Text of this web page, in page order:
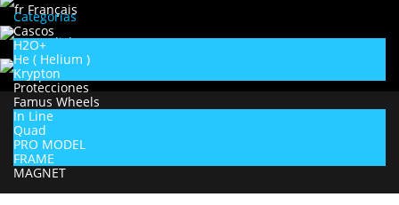
Français
English
Spanish
Categorías
Cascos
H2O+
He ( Helium )
Krypton
Protecciones
Famus Wheels
In Line
Quad
PRO MODEL
FRAME
MAGNET